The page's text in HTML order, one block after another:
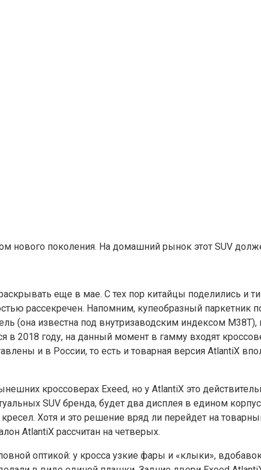
нового поколения. На домашний рынок этот SUV
еще в мае. С тех пор китайцы поделились и
рассекречен. Напомним, купеобразный паркетник
(она известна под внутризаводским индексом
2018 году, на данный момент в гамму входят
и в России, то есть и товарная версия AtlantiX
кроссоверах Exeed, но у AtlantiX это
SUV бренда, будет два дисплея в едином
Хотя и это решение вряд ли перейдет на
AtlantiX рассчитан на четверых.
оптикой: у кросса узкие фары и «клыки»,